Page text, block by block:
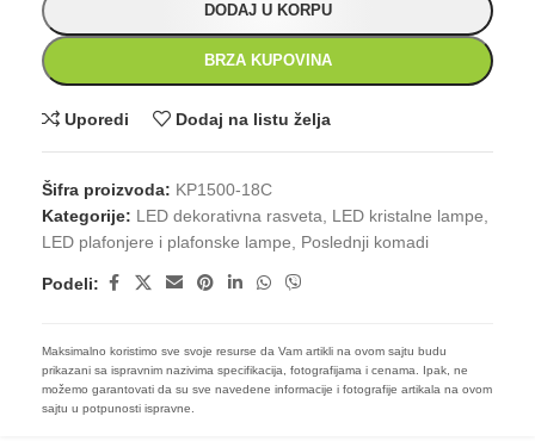
DODAJ U KORPU
BRZA KUPOVINA
Uporedi Dodaj na listu želja
Šifra proizvoda: KP1500-18C
Kategorije: LED dekorativna rasveta LED kristalne lampe
LED plafonjere i plafonske lampe
Poslednji komadi
Podeli:
Maksimalno koristimo sve svoje resurse da Vam artikli na ovom sajtu budu
prikazani sa ispravnim nazivima specifikacija, fotografijama i cenama. Ipak, ne
možemo garantovati da su sve navedene informacije i fotografije artikala na ovom
sajtu u potpunosti ispravne.